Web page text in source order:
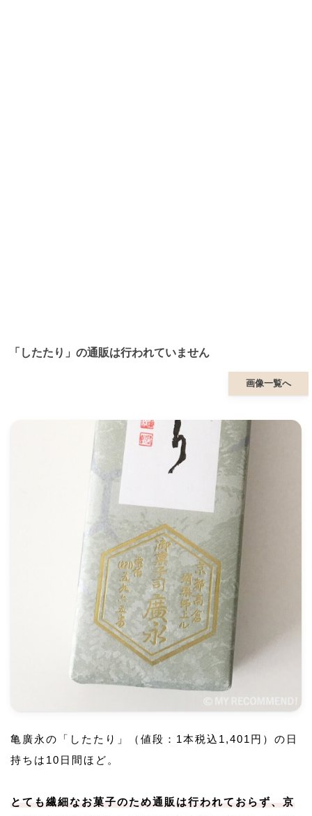
「したたり」の通販は行われていません
画像一覧へ
亀廣永の「したたり」（値段：1本税込1,401円）の日
持ちは10日間ほど。
とても繊細なお菓子のため通販は行われておらず、京